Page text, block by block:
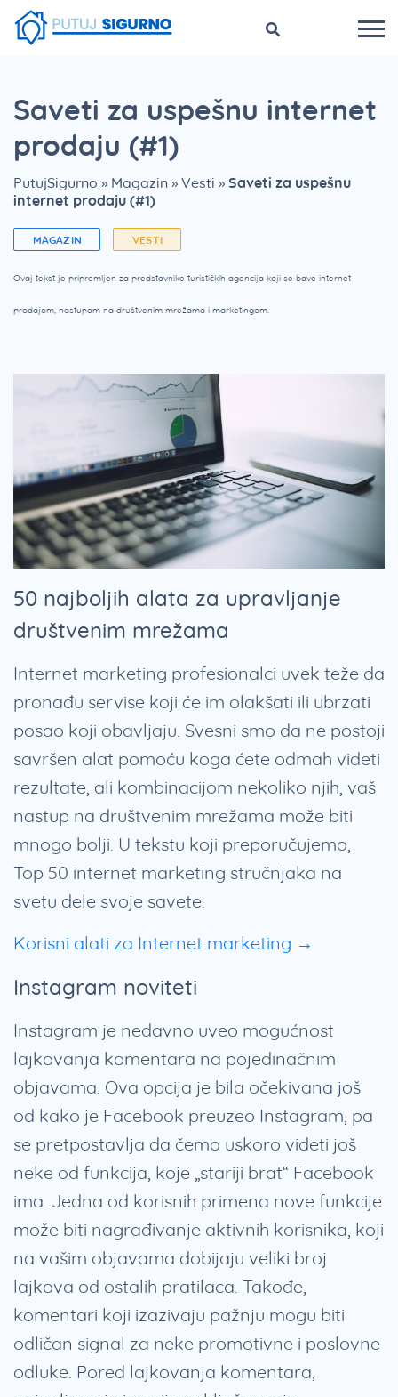
Saveti za uspešnu internet
prodaju (#1)
PutujSigurno » Magazin » Vesti » Saveti za uspešnu
internet prodaju (#1)
MAGAZIN VESTI
Ovaj tekst je pripremljen za predstavnike turističkih agencija koji se bave internet
prodajom, nastupom na društvenim mrežama i marketingom.
50 najboljih alata za upravljanje
društvenim mrežama
Internet marketing profesionalci uvek teže da
pronađu servise koji će im olakšati ili ubrzati
posao koji obavljaju. Svesni smo da ne postoji
savršen alat pomoću koga ćete odmah videti
rezultate, ali kombinacijom nekoliko njih, vaš
nastup na društvenim mrežama može biti
mnogo bolji. U tekstu koji preporučujemo,
Top 50 internet marketing stručnjaka na
svetu dele svoje savete.
Korisni alati za Internet marketing →
Instagram noviteti
Instagram je nedavno uveo mogućnost
lajkovanja komentara na pojedinačnim
objavama. Ova opcija je bila očekivana još
od kako je Facebook preuzeo Instagram, pa
se pretpostavlja da čemo uskoro videti još
neke od funkcija, koje „stariji brat“ Facebook
ima. Jedna od korisnih primena nove funkcije
može biti nagrađivanje aktivnih korisnika, koji
na vašim objavama dobijaju veliki broj
lajkova od ostalih pratilaca. Takođe,
komentari koji izazivaju pažnju mogu biti
odličan signal za neke promotivne i poslovne
odluke. Pored lajkovanja komentara,